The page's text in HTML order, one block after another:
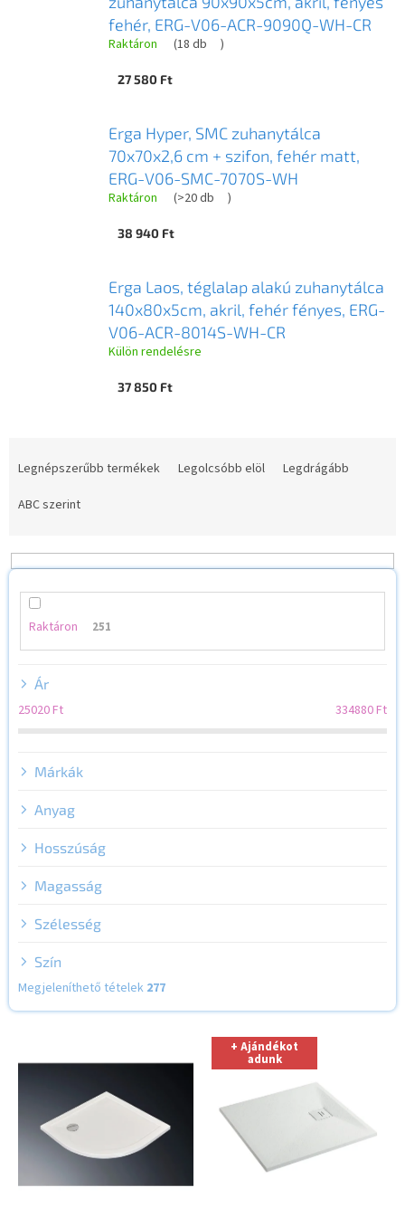
fehér, ERG-V06-ACR-9090Q-WH-CR
Raktáron (18 db )
27 580 Ft
Erga Hyper, SMC zuhanytálca
70x70x2,6 cm + szifon, fehér matt,
ERG-V06-SMC-7070S-WH
Raktáron (>20 db )
38 940 Ft
Erga Laos, téglalap alakú zuhanytálca
140x80x5cm, akril, fehér fényes, ERG-
V06-ACR-8014S-WH-CR
Külön rendelésre
37 850 Ft
m
e
Legnépszerűbb termékek Legolcsóbb elöl
Legdrágább
ABC szerint
Raktáron 251
Ár
25020Ft 334880Ft
Márkák
Anyag
Hosszúság
Magasság
Szélesség
Szín
Megjeleníthető tételek 277
+ Ajándékot
adunk